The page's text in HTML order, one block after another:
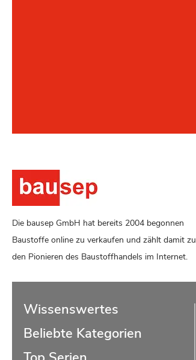
Die bausep GmbH hat bereits 2004 begonnen
Baustoffe online zu verkaufen und zählt damit zu
den Pionieren des Baustoffhandels im Internet.
Wissenswertes
Beliebte Kategorien